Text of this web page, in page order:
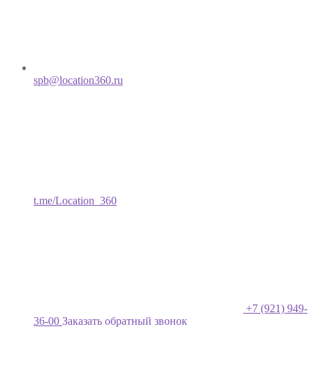
spb@location360.ru
t.me/Location_360
+7 (921) 949-
36-00 Заказать обратный звонок